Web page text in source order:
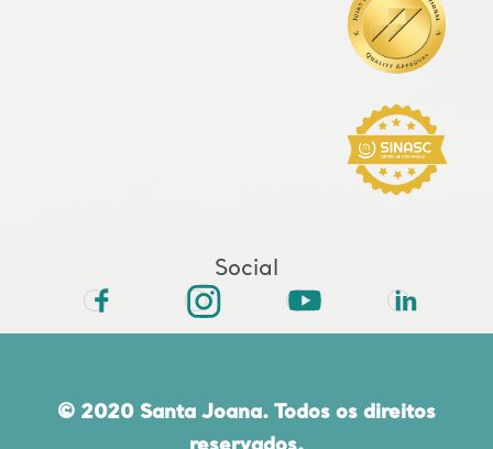
Social
© 2020 Santa Joana. Todos os direitos